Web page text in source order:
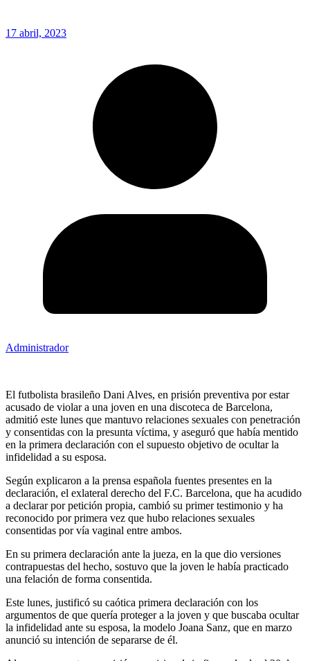
17 abril, 2023
Administrador
El futbolista brasileño Dani Alves, en prisión preventiva por estar
acusado de violar a una joven en una discoteca de Barcelona,
admitió este lunes que mantuvo relaciones sexuales con penetración
y consentidas con la presunta víctima, y aseguró que había mentido
en la primera declaración con el supuesto objetivo de ocultar la
infidelidad a su esposa.
Según explicaron a la prensa española fuentes presentes en la
declaración, el exlateral derecho del F.C. Barcelona, que ha acudido
a declarar por petición propia, cambió su primer testimonio y ha
reconocido por primera vez que hubo relaciones sexuales
consentidas por vía vaginal entre ambos.
En su primera declaración ante la jueza, en la que dio versiones
contrapuestas del hecho, sostuvo que la joven le había practicado
una felación de forma consentida.
Este lunes, justificó su caótica primera declaración con los
argumentos de que quería proteger a la joven y que buscaba ocultar
la infidelidad ante su esposa, la modelo Joana Sanz, que en marzo
anunció su intención de separarse de él.